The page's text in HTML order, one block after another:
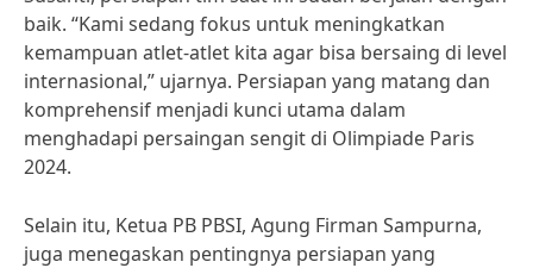
baik. “Kami sedang fokus untuk meningkatkan
kemampuan atlet-atlet kita agar bisa bersaing di level
internasional,” ujarnya. Persiapan yang matang dan
komprehensif menjadi kunci utama dalam
menghadapi persaingan sengit di Olimpiade Paris
2024.
Selain itu, Ketua PB PBSI, Agung Firman Sampurna,
juga menegaskan pentingnya persiapan yang